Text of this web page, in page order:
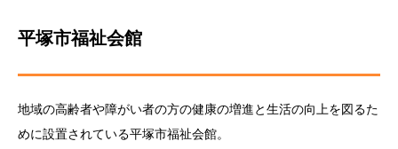
平塚市福祉会館
地域の高齢者や障がい者の方の健康の増進と生活の向上を図るた
めに設置されている平塚市福祉会館。